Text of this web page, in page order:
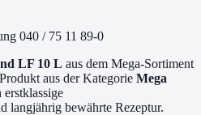
040 / 75 11 89-0
LF 10 L aus dem Mega-Sortiment
aus der Kategorie Mega
erstklassige
langjährig bewährte Rezeptur.